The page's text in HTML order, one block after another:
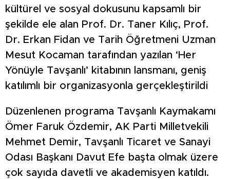
kültürel ve sosyal dokusunu kapsamlı bir
şekilde ele alan Prof. Dr. Taner Kılıç, Prof.
Dr. Erkan Fidan ve Tarih Öğretmeni Uzman
Mesut Kocaman tarafından yazılan ‘Her
Yönüyle Tavşanlı’ kitabının lansmanı, geniş
katılımlı bir organizasyonla gerçekleştirildi
Düzenlenen programa Tavşanlı Kaymakamı
Ömer Faruk Özdemir, AK Parti Milletvekili
Mehmet Demir, Tavşanlı Ticaret ve Sanayi
Odası Başkanı Davut Efe başta olmak üzere
çok sayıda davetli ve akademisyen katıldı.